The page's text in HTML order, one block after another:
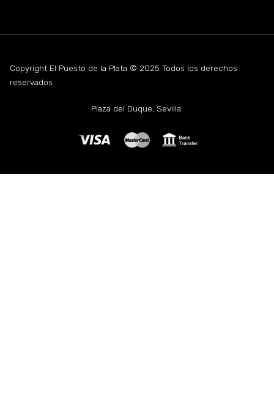
Copyright El Puesto de la Plata © 2025 Todos los derechos
reservados
Plaza del Duque, Sevilla.